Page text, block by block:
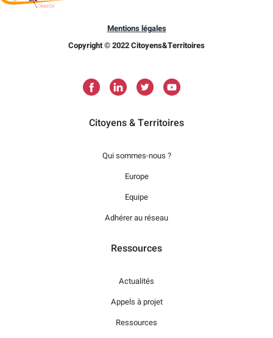
Mentions légales
Copyright © 2022 Citoyens&Territoires
Citoyens & Territoires
Qui sommes-nous ?
Europe
Equipe
Adhérer au réseau
Ressources
Actualités
Appels à projet
Ressources